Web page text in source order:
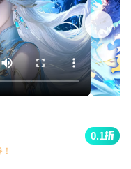
0.1